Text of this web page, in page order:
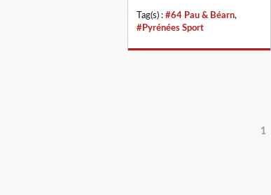
Tag(s) : #64 Pau & Béarn,
#Pyrénées Sport
1